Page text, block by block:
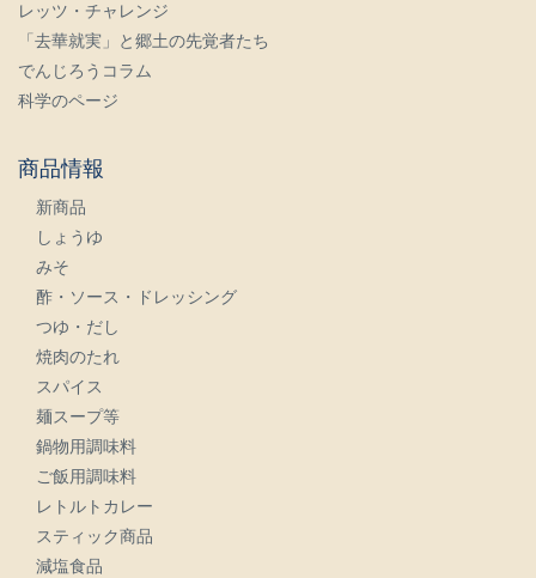
レッツ・チャレンジ
「去華就実」と郷土の先覚者たち
でんじろうコラム
科学のページ
商品情報
新商品
しょうゆ
みそ
酢・ソース・ドレッシング
つゆ・だし
焼肉のたれ
スパイス
麺スープ等
鍋物用調味料
ご飯用調味料
レトルトカレー
スティック商品
減塩食品